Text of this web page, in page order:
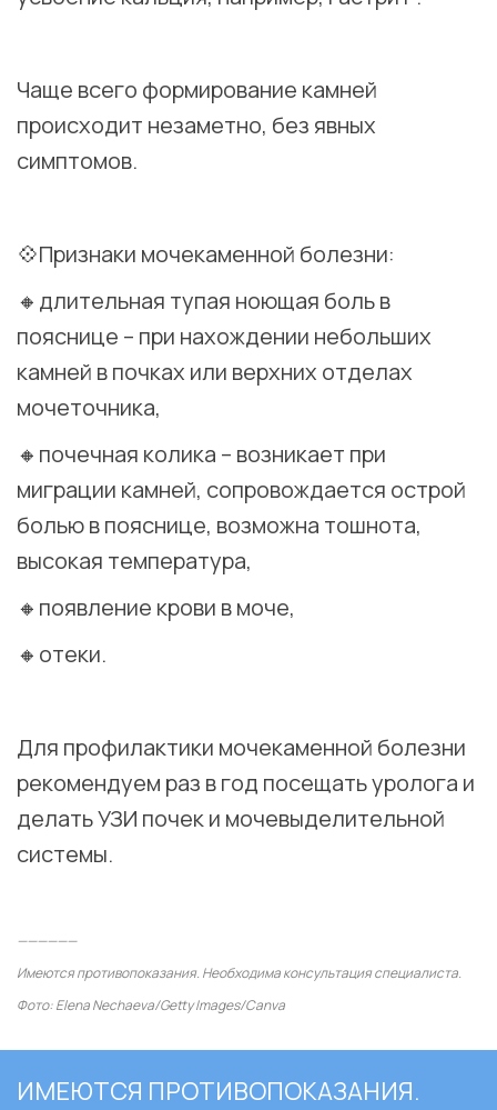
Чаще всего формирование камней
происходит незаметно, без явных
симптомов.
💠Признаки мочекаменной болезни:
🔸длительная тупая ноющая боль в
пояснице – при нахождении небольших
камней в почках или верхних отделах
мочеточника,
🔸почечная колика – возникает при
миграции камней, сопровождается острой
болью в пояснице, возможна тошнота,
высокая температура,
🔸появление крови в моче,
🔸отеки.
Для профилактики мочекаменной болезни
рекомендуем раз в год посещать уролога и
делать УЗИ почек и мочевыделительной
системы.
——————
Имеются противопоказания. Необходима консультация специалиста.
Фото: Elena Nechaeva/Getty Images/Canva
ИМЕЮТСЯ ПРОТИВОПОКАЗАНИЯ.